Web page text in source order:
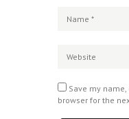
Save my
browser for the